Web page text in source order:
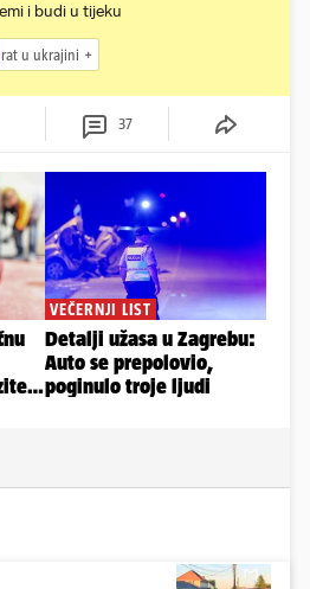
i budi u tijeku
rat u ukrajini
37